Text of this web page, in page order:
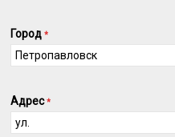
Город*
Адрес*